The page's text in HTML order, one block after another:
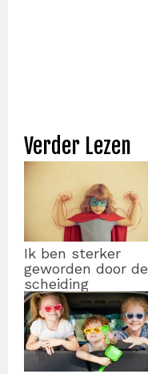
Verder Lezen
Ik ben sterker
geworden door de
scheiding